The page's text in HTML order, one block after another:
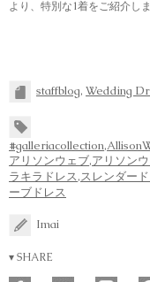
より、特別な1着をご紹介し
staffblog, Wedding
#galleriacollection,
アリソンウェブ,アリソン
ラキラドレス,スレンダー
ーブドレス
Imai
▾ SHARE